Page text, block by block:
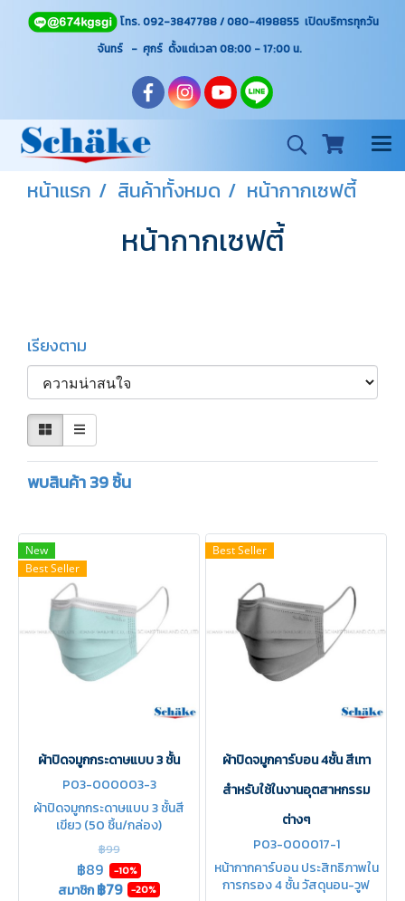
โทร. 092-3847788 / 080-4198855 เปิดบริการทุกวัน
จันทร์ - ศุกร์ ตั้งแต่เวลา 08:00 - 17:00น.
หน้าแรก สินค้าทั้งหมด หน้ากากเซฟตี้
หน้ากากเซฟตี้
เรียงตาม
พบสินค้า 39 ชิ้น
New
Best Seller
ผ้าปิดจมูกกระดาษแบบ 3 ชั้น
P03-000003-3
ผ้าปิดจมูกกระดาษแบบ 3 ชั้นสี
เขียว (50 ชิ้น/กล่อง)
฿99
฿89 -10%
สมาชิก฿79 -20%
Best Seller
ผ้าปิดจมูกคาร์บอน 4ชั้น สีเทา
สำหรับใช้ในงานอุตสาหกรรม
ต่างๆ
P03-000017-1
หน้ากากคาร์บอน ประสิทธิภาพใน
การกรอง 4 ชั้น วัสดุนอน-วูฟ